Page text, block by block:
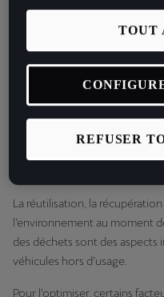
prend fin avec une
Récupération
La réutilisation, la
l’environnement au moment
des déchets sont des aspects
véhicules hors d’usage.
Pour l’optimiser, certains
REFUSER
TOUT